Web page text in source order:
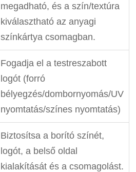
megadható, és a szín/textúra
kiválasztható az anyagi
színkártya csomagban.
Fogadja el a testreszabott
logót (forró
bélyegzés/dombornyomás/UV
nyomtatás/színes nyomtatás)
Biztosítsa a borító színét,
logót, a belső oldal
kialakítását és a csomagolást.